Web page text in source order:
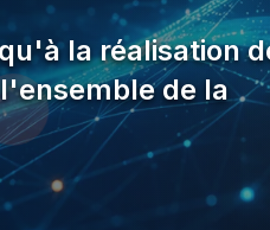
la réalisation
de la